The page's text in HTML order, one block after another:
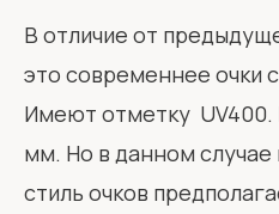
В отличие от
это современнее очки
Имеют отметку UV400.
мм. Но в данном случае
стиль очков